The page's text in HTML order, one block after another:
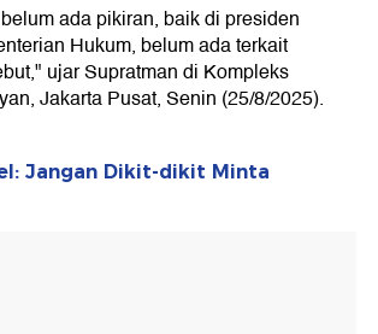
ada pikiran, baik di presiden
Hukum, belum ada terkait
ujar Supratman di Kompleks
Jakarta Pusat, Senin (25/8/2025).
Jangan Dikit-dikit Minta